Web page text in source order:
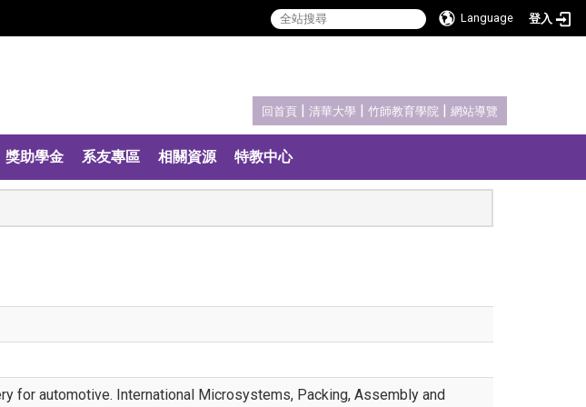
Language 登入
回首頁 | 清華大學 | 竹師教育學院 | 網站導覽
獎助學金 系友專區 相關資源 特教中心
for automotive. International Microsystems, Packing, Assembly and